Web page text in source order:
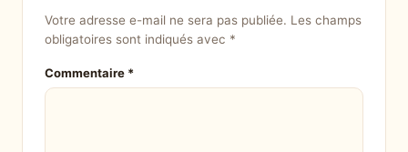
Votre adresse e-mail ne sera pas publiée. Les champs
obligatoires sont indiqués avec *
Commentaire *